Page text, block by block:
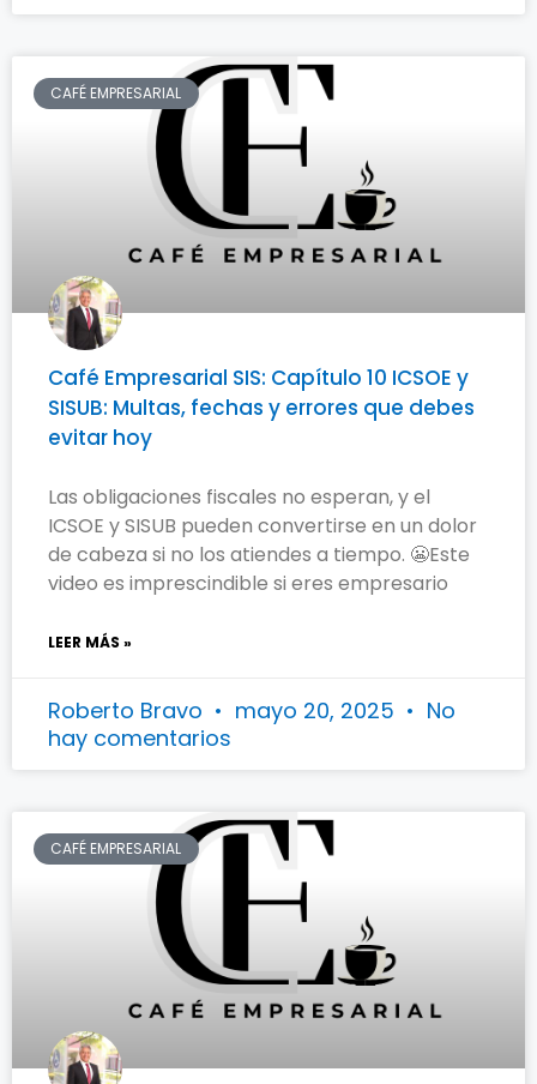
CAFÉ EMPRESARIAL
Café Empresarial SIS: Capítulo 10 ICSOE y
SISUB: Multas, fechas y errores que debes
evitar hoy
Las obligaciones fiscales no esperan, y el
ICSOE y SISUB pueden convertirse en un dolor
de cabeza si no los atiendes a tiempo. 😬Este
video es imprescindible si eres empresario
LEER MÁS »
Roberto Bravo mayo 20, 2025
No
hay comentarios
CAFÉ EMPRESARIAL